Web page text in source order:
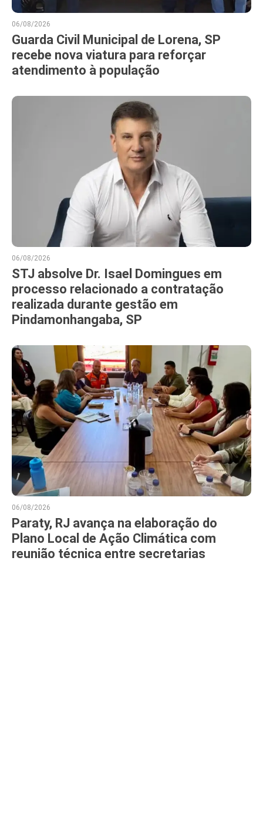
06/08/2026
Guarda Civil Municipal de Lorena, SP
recebe nova viatura para reforçar
atendimento à população
06/08/2026
STJ absolve Dr. Isael Domingues em
processo relacionado a contratação
realizada durante gestão em
Pindamonhangaba, SP
06/08/2026
Paraty, RJ avança na elaboração do
Plano Local de Ação Climática com
reunião técnica entre secretarias